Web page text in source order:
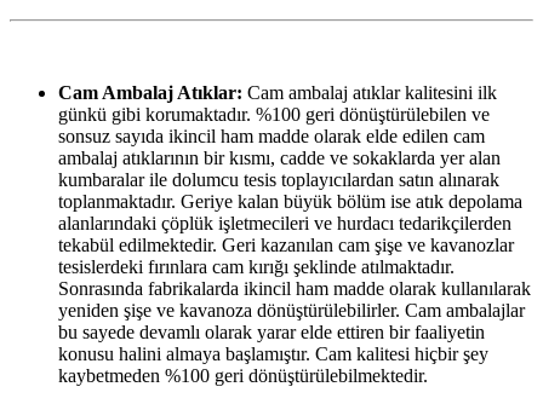
Cam Ambalaj Atıklar: Cam ambalaj atıklar kalitesini ilk
günkü gibi korumaktadır. %100 geri dönüştürülebilen ve
sonsuz sayıda ikincil ham madde olarak elde edilen cam
ambalaj atıklarının bir kısmı, cadde ve sokaklarda yer alan
kumbaralar ile dolumcu tesis toplayıcılardan satın alınarak
toplanmaktadır. Geriye kalan büyük bölüm ise atık depolama
alanlarındaki çöplük işletmecileri ve hurdacı tedarikçilerden
tekabül edilmektedir. Geri kazanılan cam şişe ve kavanozlar
tesislerdeki fırınlara cam kırığı şeklinde atılmaktadır.
Sonrasında fabrikalarda ikincil ham madde olarak kullanılarak
yeniden şişe ve kavanoza dönüştürülebilirler. Cam ambalajlar
bu sayede devamlı olarak yarar elde ettiren bir faaliyetin
konusu halini almaya başlamıştır. Cam kalitesi hiçbir şey
kaybetmeden %100 geri dönüştürülebilmektedir.